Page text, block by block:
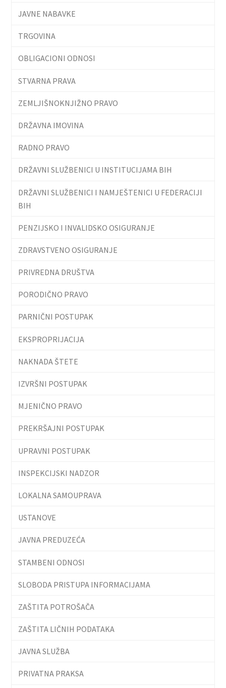
JAVNE NABAVKE
TRGOVINA
OBLIGACIONI ODNOSI
STVARNA PRAVA
ZEMLJIŠNOKNJIŽNO PRAVO
DRŽAVNA IMOVINA
RADNO PRAVO
DRŽAVNI SLUŽBENICI U INSTITUCIJAMA BIH
DRŽAVNI SLUŽBENICI I NAMJEŠTENICI U FEDERACIJI
BIH
PENZIJSKO I INVALIDSKO OSIGURANJE
ZDRAVSTVENO OSIGURANJE
PRIVREDNA DRUŠTVA
PORODIČNO PRAVO
PARNIČNI POSTUPAK
EKSPROPRIJACIJA
NAKNADA ŠTETE
IZVRŠNI POSTUPAK
MJENIČNO PRAVO
PREKRŠAJNI POSTUPAK
UPRAVNI POSTUPAK
INSPEKCIJSKI NADZOR
LOKALNA SAMOUPRAVA
USTANOVE
JAVNA PREDUZEĆA
STAMBENI ODNOSI
SLOBODA PRISTUPA INFORMACIJAMA
ZAŠTITA POTROŠAČA
ZAŠTITA LIČNIH PODATAKA
JAVNA SLUŽBA
PRIVATNA PRAKSA